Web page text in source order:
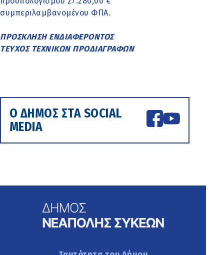
συμπεριλαμβανομένου ΦΠΑ.
ΠΡΟΣΚΛΗΣΗ ΕΝΔΙΑΦΕΡΟΝΤΟΣ
ΤΕΥΧΟΣ ΤΕΧΝΙΚΩΝ ΠΡΟΔΙΑΓΡΑΦΩΝ
Ο ΔΗΜΟΣ ΣΤΑ SOCIAL
MEDIA